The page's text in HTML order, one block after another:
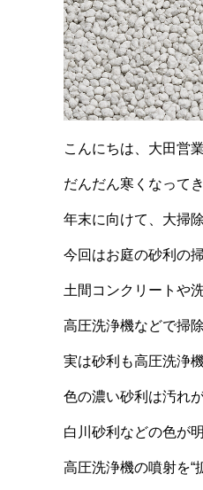
こんにちは、大田営
だんだん寒くなって
年末に向けて、大掃
今回はお庭の砂利の
土間コンクリートや
高圧洗浄機などで掃
実は砂利も高圧洗浄
色の濃い砂利は汚れ
白川砂利などの色が
高圧洗浄機の噴射を“